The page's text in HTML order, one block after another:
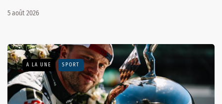
5 août 2026
A LA UNE SPORT